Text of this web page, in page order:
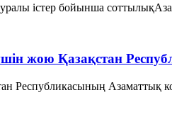
істер бойынша
жою Қазақстан
Азаматтық